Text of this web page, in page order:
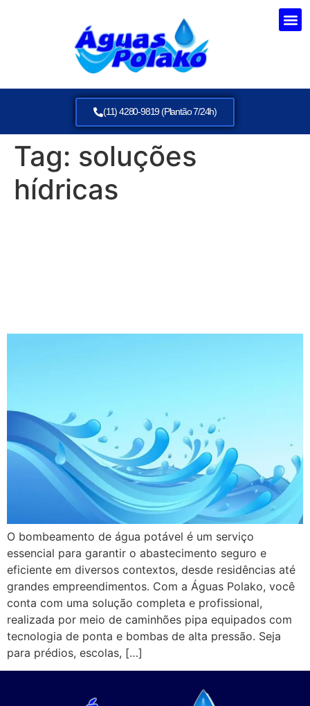
(11) 4280-9819 (Plantão 7/24h)
Tag: soluções
hídricas
O bombeamento de água potável é um serviço
essencial para garantir o abastecimento seguro e
eficiente em diversos contextos, desde residências até
grandes empreendimentos. Com a Águas Polako, você
conta com uma solução completa e profissional,
realizada por meio de caminhões pipa equipados com
tecnologia de ponta e bombas de alta pressão. Seja
para prédios, escolas, […]